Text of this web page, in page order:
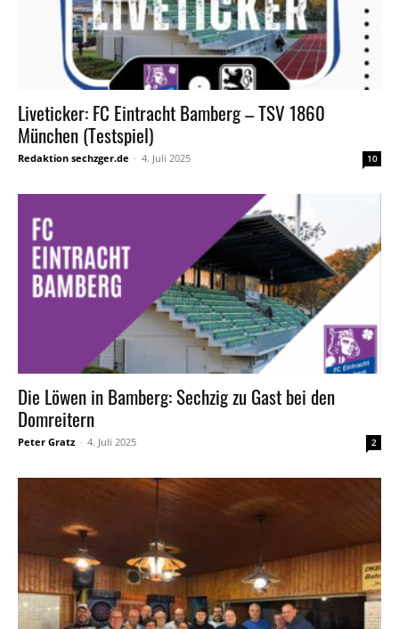
Liveticker: FC Eintracht Bamberg – TSV 1860
München (Testspiel)
Redaktion sechzger.de - 4. Juli 2025 10
Die Löwen in Bamberg: Sechzig zu Gast bei den
Domreitern
Peter Gratz - 4. Juli 2025 2